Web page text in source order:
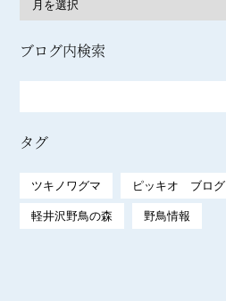
ブログ内検索
タグ
ツキノワグマ ピッキオ ブログ
軽井沢野鳥の森 野鳥情報